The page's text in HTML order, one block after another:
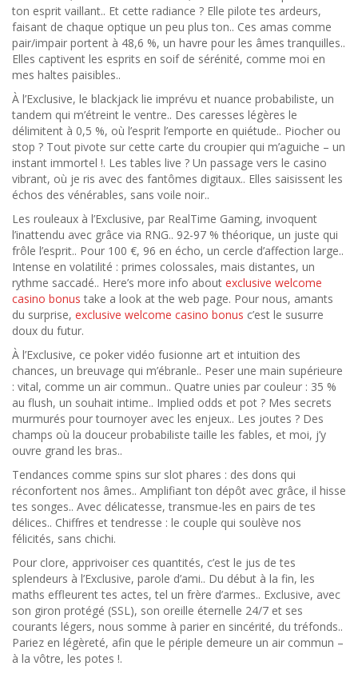
ton esprit vaillant.. Et cette radiance ? Elle pilote tes ardeurs,
faisant de chaque optique un peu plus ton.. Ces amas comme
pair/impair portent à 48,6 %, un havre pour les âmes tranquilles..
Elles captivent les esprits en soif de sérénité, comme moi en
mes haltes paisibles..
À l’Exclusive, le blackjack lie imprévu et nuance probabiliste, un
tandem qui m’étreint le ventre.. Des caresses légères le
délimitent à 0,5 %, où l’esprit l’emporte en quiétude.. Piocher ou
stop ? Tout pivote sur cette carte du croupier qui m’aguiche – un
instant immortel !. Les tables live ? Un passage vers le casino
vibrant, où je ris avec des fantômes digitaux.. Elles saisissent les
échos des vénérables, sans voile noir..
Les rouleaux à l’Exclusive, par RealTime Gaming, invoquent
l’inattendu avec grâce via RNG.. 92-97 % théorique, un juste qui
frôle l’esprit.. Pour 100 €, 96 en écho, un cercle d’affection large..
Intense en volatilité : primes colossales, mais distantes, un
rythme saccadé.. Here’s more info about exclusive welcome
casino bonus take a look at the web page. Pour nous, amants
du surprise, exclusive welcome casino bonus c’est le susurre
doux du futur.
À l’Exclusive, ce poker vidéo fusionne art et intuition des
chances, un breuvage qui m’ébranle.. Peser une main supérieure
: vital, comme un air commun.. Quatre unies par couleur : 35 %
au flush, un souhait intime.. Implied odds et pot ? Mes secrets
murmurés pour tournoyer avec les enjeux.. Les joutes ? Des
champs où la douceur probabiliste taille les fables, et moi, j’y
ouvre grand les bras..
Tendances comme spins sur slot phares : des dons qui
réconfortent nos âmes.. Amplifiant ton dépôt avec grâce, il hisse
tes songes.. Avec délicatesse, transmue-les en pairs de tes
délices.. Chiffres et tendresse : le couple qui soulève nos
félicités, sans chichi.
Pour clore, apprivoiser ces quantités, c’est le jus de tes
splendeurs à l’Exclusive, parole d’ami.. Du début à la fin, les
maths effleurent tes actes, tel un frère d’armes.. Exclusive, avec
son giron protégé (SSL), son oreille éternelle 24/7 et ses
courants légers, nous somme à parier en sincérité, du tréfonds..
Pariez en légèreté, afin que le périple demeure un air commun –
à la vôtre, les potes !.